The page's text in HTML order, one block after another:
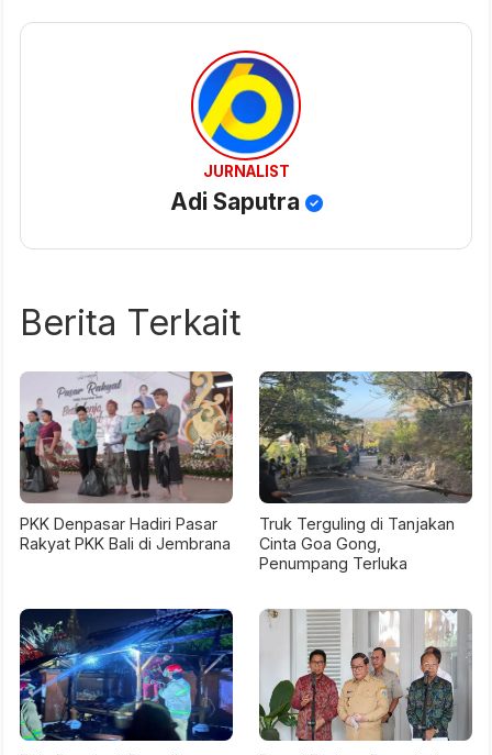
JURNALIST
Adi Saputra
Berita Terkait
PKK Denpasar Hadiri Pasar
Rakyat PKK Bali di Jembrana
Truk Terguling di Tanjakan
Cinta Goa Gong,
Penumpang Terluka